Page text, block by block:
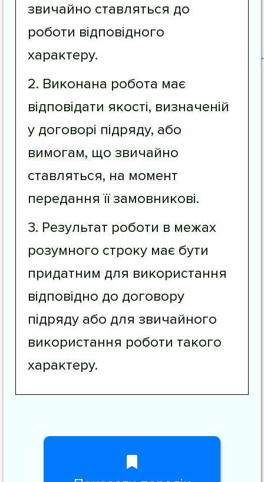
звичайно ставляться до
роботи відповідного
характеру.
2. Виконана робота має
відповідати якості, визначеній
у договорі підряду, або
вимогам, що звичайно
ставляться, на момент
передання її замовникові.
3. Результат роботи в межах
розумного строку має бути
придатним для використання
відповідно до договору
підряду або для звичайного
використання роботи такого
характеру.